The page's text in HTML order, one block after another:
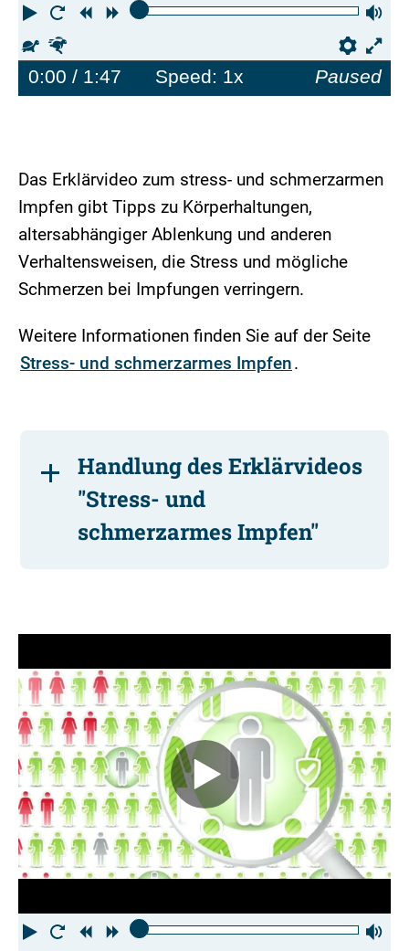
Play RestartRewindForward
Slower
0:00 / 1:47 Speed: 1x Paused
Das Erklärvideo zum stress- und schmerzarmen
Impfen gibt Tipps zu Körperhaltungen,
altersabhängiger Ablenkung und anderen
Verhaltensweisen, die Stress und mögliche
Schmerzen bei Impfungen verringern.
Weitere Informationen finden Sie auf der Seite
Stress- und schmerzarmes Impfen.
Handlung des Erklärvideos
"Stress- und
schmerzarmes Impfen"
Play RestartRewindForward